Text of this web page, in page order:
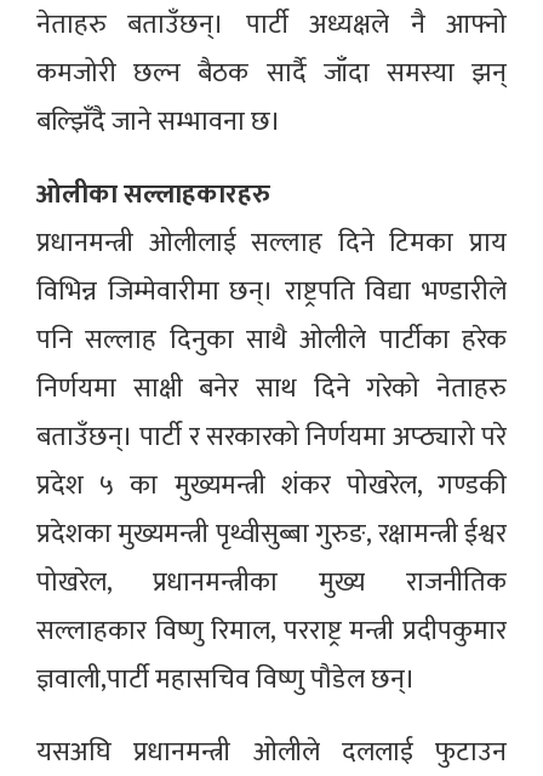
नेताहरु बताउँछन्। पार्टी अध्यक्षले नै आफ्नो
कमजोरी छल्न बैठक सार्दै जाँदा समस्या झन्
बल्झिँदै जाने सम्भावना छ।
ओलीका सल्लाहकारहरु
प्रधानमन्त्री ओलीलाई सल्लाह दिने टिमका प्राय
विभिन्न जिम्मेवारीमा छन्। राष्ट्रपति विद्या भण्डारीले
पनि सल्लाह दिनुका साथै ओलीले पार्टीका हरेक
निर्णयमा साक्षी बनेर साथ दिने गरेको नेताहरु
बताउँछन्। पार्टी र सरकारको निर्णयमा अप्ठ्यारो परे
प्रदेश ५ का मुख्यमन्त्री शंकर पोखरेल, गण्डकी
प्रदेशका मुख्यमन्त्री पृथ्वीसुब्बा गुरुङ, रक्षामन्त्री ईश्वर
पोखरेल, प्रधानमन्त्रीका मुख्य राजनीतिक
सल्लाहकार विष्णु रिमाल, परराष्ट्र मन्त्री प्रदीपकुमार
ज्ञवाली,पार्टी महासचिव विष्णु पौडेल छन्।
यसअघि प्रधानमन्त्री ओलीले दललाई फुटाउन